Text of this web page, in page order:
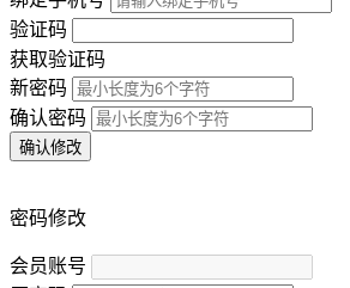
验证码
获取验证码
新密码
确认密码
确认修改
密码修改
会员账号